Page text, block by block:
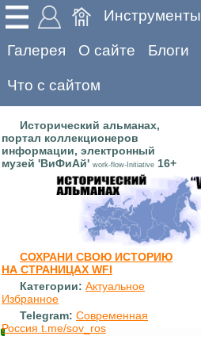
Инструменты
Галерея О сайте Блоги
Что с сайтом
Исторический альманах,
портал коллекционеров
информации, электронный
музей 'ВиФиАй' work-flow-Initiative 16+
СОХРАНИ СВОЮ ИСТОРИЮ
НА СТРАНИЦАХ WFI
Категории: Актуальное
Избранное
Telegram: Современная
Россия t.me/sov_ros